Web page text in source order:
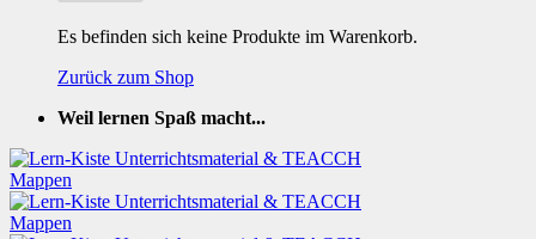
Es befinden sich keine Produkte im Warenkorb.
Zurück zum Shop
Weil lernen Spaß macht...